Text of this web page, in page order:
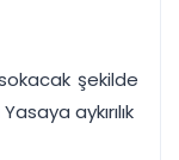
şekilde
aykırılık